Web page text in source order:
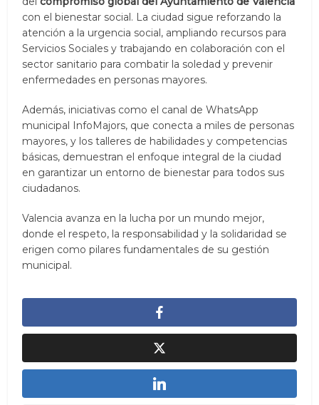
con el bienestar social. La ciudad sigue reforzando la
atención a la urgencia social, ampliando recursos para
Servicios Sociales y trabajando en colaboración con el
sector sanitario para combatir la soledad y prevenir
enfermedades en personas mayores.
Además, iniciativas como el canal de WhatsApp
municipal InfoMajors, que conecta a miles de personas
mayores, y los talleres de habilidades y competencias
básicas, demuestran el enfoque integral de la ciudad
en garantizar un entorno de bienestar para todos sus
ciudadanos.
Valencia avanza en la lucha por un mundo mejor,
donde el respeto, la responsabilidad y la solidaridad se
erigen como pilares fundamentales de su gestión
municipal.